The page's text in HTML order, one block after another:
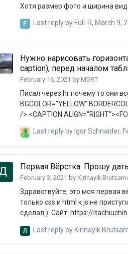
Last reply by Full-R, March 9,
Нужно нарисовать
caption), перед началом
February 16, 2021 by MDRT
Писал через hr почему то они все стоят в начале,
BGCOLOR="YELLOW" BORDERCOLOR="RED"
/> <CAPTION ALIGN="RIGHT"><FONT COLOR="BLUE"> Такырып кестенын он жак жогаргы бурышына
BGCOLOR="PINK"> <HR WIDTH= “50%” SIZE= "2" color="#ff0000" /> <TH> 1-багана </TH><TH> 2 : багана
Last reply by Igor Schnaider,
Первая Вёрстка. Прошу
February 3, 2021 by Kirinayik
Здравствуйте, это моя первая
только css и html к js не приступал,
сделал ). Сайт: https://itachiuchih19.github.io/Silon-shop/ Код: https://github.com/itachiUchih19/Silon-
Last reply byKirinayik